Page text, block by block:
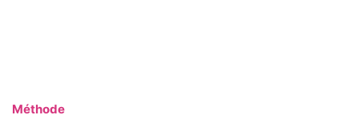
Méthode